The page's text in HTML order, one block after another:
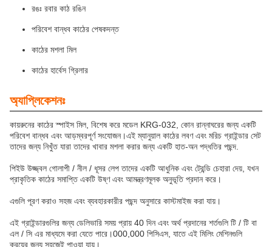
রঙঃ রবার কাঠ রঙিন
পরিবেশ বান্ধব কাঠের পেষকদন্ত
কাঠের মশলা মিল
কাঠের হার্বেস গ্রিলার
অ্যাপ্লিকেশনঃ
কায়রুনের কাঠের স্পাইস মিল, বিশেষ করে মডেল KRG-032, কোন রান্নাঘরের জন্য একটি
পরিবেশ বান্ধব এবং আড়ম্বরপূর্ণ সংযোজন।এই ম্যানুয়াল কাঠের লবণ এবং মরিচ গ্রাইন্ডার সেট
তাদের জন্য নিখুঁত যারা তাদের খাবার মশলা করার জন্য একটি হাত-অন পদ্ধতির পছন্দ.
পিইউ উজ্জ্বল গোলাপী / নীল / ধূসর লেপ তাদের একটি আধুনিক এবং ট্রেন্ডি চেহারা দেয়, যখন
প্রাকৃতিক কাঠের সমাপ্তি একটি উষ্ণ এবং আমন্ত্রণমূলক অনুভূতি প্রদান করে।
এগুলি পূরণ করাও সহজ এবং ব্যবহারকারীর পছন্দ অনুসারে কাস্টমাইজ করা যায়।
এই গ্রাইন্ডারগুলির জন্য ডেলিভারি সময় প্রায় 40 দিন এবং অর্থ প্রদানের শর্তগুলি টি / টি বা
এল / সি এর মাধ্যমে করা যেতে পারে।000,000 পিসিএস, যাতে এই মিলিং মেশিনগুলি
ক্রয়ের জন্য সহজেই পাওয়া যায়।